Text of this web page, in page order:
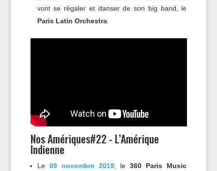
vont se régaler et danser de son big band, le
Paris Latin Orchestra.
Nos Amériques#22 - L’Amérique
Indienne
Le 09 novembre 2019, le360 Paris Music